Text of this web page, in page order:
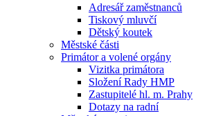
Adresář zaměstnanců
Tiskový mluvčí
Dětský koutek
Městské části
Primátor a volené orgány
Vizitka primátora
Složení Rady HMP
Zastupitelé hl. m. Prahy
Dotazy na radní